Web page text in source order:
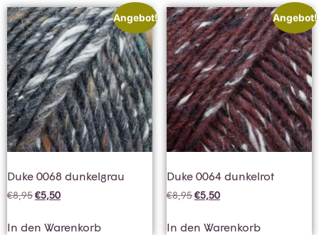
Angebot!
Duke 0068 dunkelgrau
€8,95€5,50
In den Warenkorb
Angebot!
Duke 0064 dunkelrot
€8,95€5,50
In den Warenkorb